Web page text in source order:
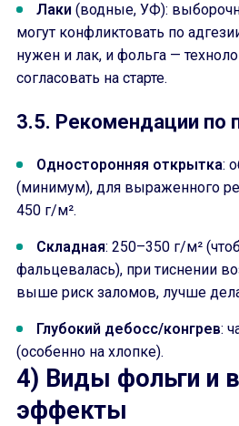
Лаки (водные, УФ):
могут конфликтовать по
нужен и лак, и фольга —
согласовать на старте.
3.5. Рекомендации по
Односторонняя открытка:
(минимум), для выраженного
450 г/м².
Складная: 250–350 г/м²
фальцевалась), при тиснении
выше риск заломов, лучше
Глубокий дебосс/конгрев:
(особенно на хлопке).
4) Виды фольги и
эффекты